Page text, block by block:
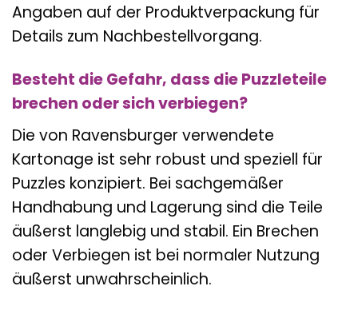
Angaben auf der Produktverpackung für
Details zum Nachbestellvorgang.
Besteht die Gefahr, dass die Puzzleteile
brechen oder sich verbiegen?
Die von Ravensburger verwendete
Kartonage ist sehr robust und speziell für
Puzzles konzipiert. Bei sachgemäßer
Handhabung und Lagerung sind die Teile
äußerst langlebig und stabil. Ein Brechen
oder Verbiegen ist bei normaler Nutzung
äußerst unwahrscheinlich.